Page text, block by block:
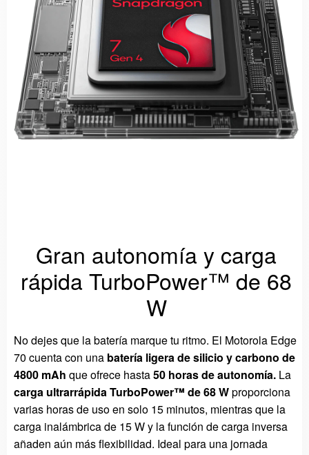
Gran autonomía y carga
rápida TurboPower™ de 68
W
No dejes que la batería marque tu ritmo. El Motorola Edge
70 cuenta con una batería ligera de silicio y carbono de
4800 mAh que ofrece hasta50 horas de autonomía. La
carga ultrarrápida TurboPower™ de 68 Wproporciona
varias horas de uso en solo 15 minutos, mientras que la
carga inalámbrica de 15 W y la función de carga inversa
añaden aún más flexibilidad. Ideal para una jornada